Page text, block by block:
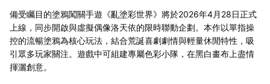
備受矚目的塗鴉闖關手遊《亂塗彩世界》將於2026年4月28日正式
上線，同步開啟與虛擬偶像洛天依的限時聯動企劃。本作以單指操
控的流暢塗鴉為核心玩法，結合荒誕喜劇劇情與輕量休閒特性，吸
引眾多玩家關注。遊戲中可組建專屬色彩小隊，在黑白畫布上盡情
揮灑創意。